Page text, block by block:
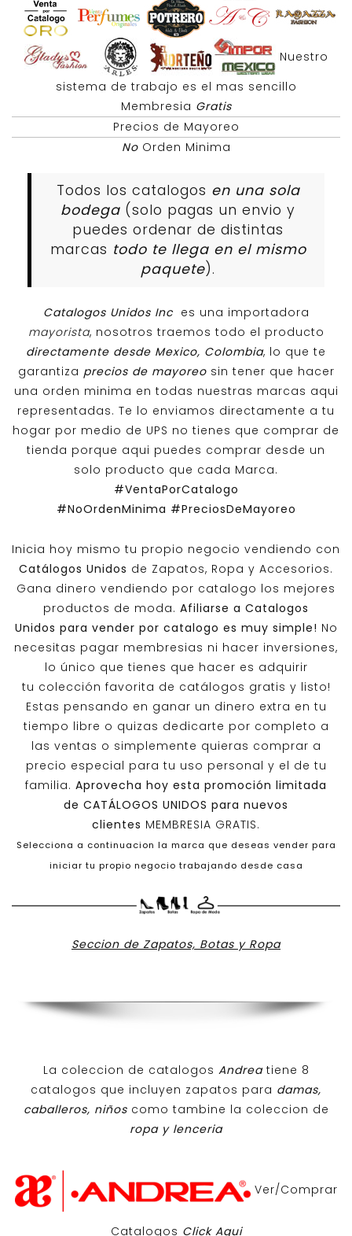
Nuestro
sistema de trabajo es el mas sencillo
Membresia Gratis
Precios de Mayoreo
NoOrden Minima
Todos los catalogos en una sola
bodega (solo pagas un envio y
puedes ordenar de distintas
marcas todo te llega en el mismo
paquete).
Catalogos Unidos Inc es una importadora
mayorista, nosotros traemos todo el producto
directamente desde Mexico, Colombia, lo que te
garantiza precios de mayoreosin tener que hacer
una orden minima en todas nuestras marcas aqui
representadas. Te lo enviamos directamente a tu
hogar por medio de UPS no tienes que comprar de
tienda porque aqui puedes comprar desde un
solo producto que cada Marca.
#VentaPorCatalogo
#NoOrdenMinima #PreciosDeMayoreo
Inicia hoy mismo tu propio negocio vendiendo con
Catálogos Unidos de Zapatos, Ropa y Accesorios.
Gana dinero vendiendo por catalogo los mejores
productos de moda. Afiliarse a Catalogos
Unidos para vender por catalogo es muy simple! No
necesitas pagar membresias ni hacer inversiones,
lo único que tienes que hacer es adquirir
tu colección favorita de catálogos gratis y listo!
Estas pensando en ganar un dinero extra en tu
tiempo libre o quizas dedicarte por completo a
las ventas o simplemente quieras comprar a
precio especial para tu uso personal y el de tu
familia. Aprovecha hoy esta promoción limitada
de CATÁLOGOS UNIDOS para nuevos
clientes MEMBRESIA GRATIS.
Selecciona a continuacion la marca que deseas vender para
iniciar tu propio negocio trabajando desde casa
Seccion de Zapatos, Botas y Ropa
La coleccion de catalogos Andreatiene 8
catalogos que incluyen zapatos para damas,
caballeros, niños como tambine la coleccion de
ropa y lenceria
Ver/Comprar
Catalogos Click Aqui